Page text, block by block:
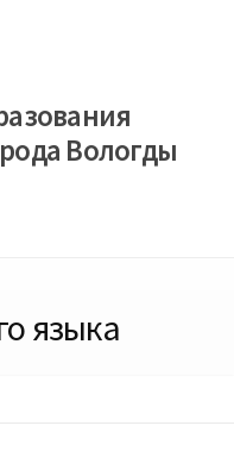
Вологды
языка